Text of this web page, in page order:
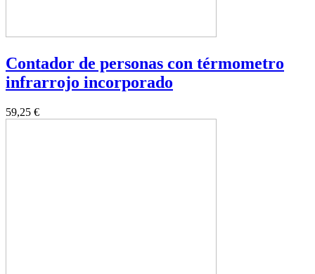
Contador de personas con térmometro
infrarrojo incorporado
59,25 €